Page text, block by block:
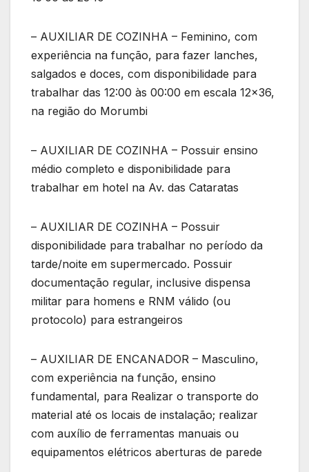
– AUXILIAR DE COZINHA – Feminino, com
experiência na função, para fazer lanches,
salgados e doces, com disponibilidade para
trabalhar das 12:00 às 00:00 em escala 12×36,
na região do Morumbi
– AUXILIAR DE COZINHA – Possuir ensino
médio completo e disponibilidade para
trabalhar em hotel na Av. das Cataratas
– AUXILIAR DE COZINHA – Possuir
disponibilidade para trabalhar no período da
tarde/noite em supermercado. Possuir
documentação regular, inclusive dispensa
militar para homens e RNM válido (ou
protocolo) para estrangeiros
– AUXILIAR DE ENCANADOR – Masculino,
com experiência na função, ensino
fundamental, para Realizar o transporte do
material até os locais de instalação; realizar
com auxílio de ferramentas manuais ou
equipamentos elétricos aberturas de parede